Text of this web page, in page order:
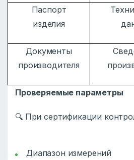
Паспорт
изделия
Документы
производителя
Проверяемые параметры
🔍 При сертификации
Диапазон измерений